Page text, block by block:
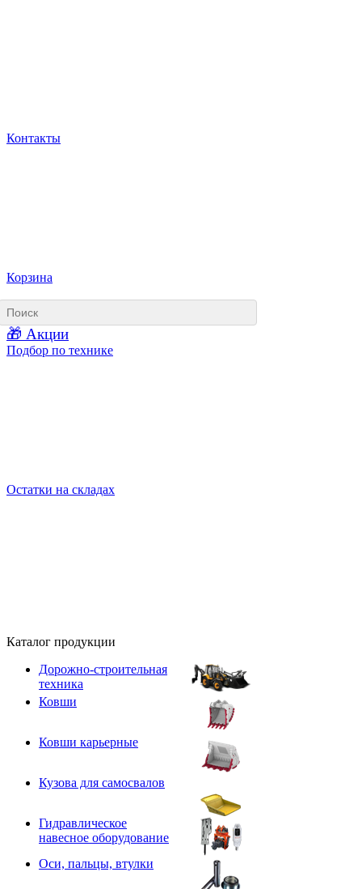
Контакты
Корзина
🎁 Акции
Подбор по технике
Остатки на складах
Каталог продукции
Дорожно-строительная
техника
Ковши
Ковши карьерные
Кузова для самосвалов
Гидравлическое
навесное оборудование
Оси, пальцы, втулки